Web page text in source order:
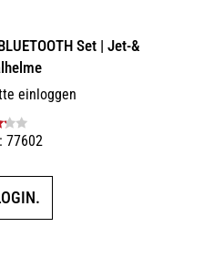
Set | Jet-&
einloggen
77602